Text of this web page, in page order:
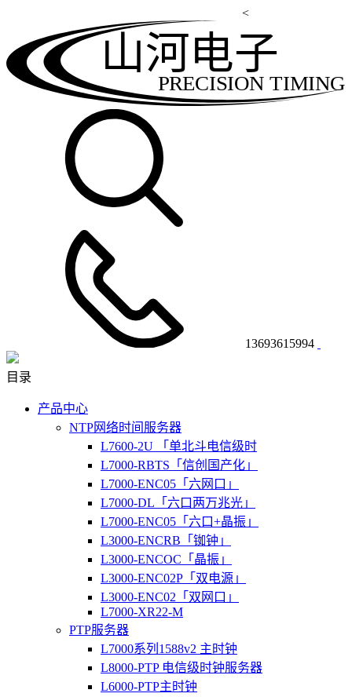
<
PRECISION TIMING
山河电子
13693615994
目录
产品中心
NTP网络时间服务器
L7600-2U 「单北斗电信级时
L7000-RBTS「信创国产化」
L7000-ENC05「六网口」
L7000-DL「六口两万兆光」
L7000-ENC05「六口+晶振」
L3000-ENCRB「铷钟」
L3000-ENCOC「晶振」
L3000-ENC02P「双电源」
L3000-ENC02「双网口」
L7000-XR22-M
PTP服务器
L7000系列1588v2 主时钟
L8000-PTP 电信级时钟服务器
L6000-PTP主时钟